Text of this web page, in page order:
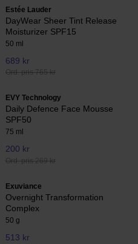
Estée Lauder
DayWear Sheer Tint Release
Moisturizer SPF15
50 ml
689 kr
Ord. pris 765 kr
EVY Technology
Daily Defence Face Mousse
SPF50
75 ml
200 kr
Ord. pris 269 kr
Exuviance
Overnight Transformation
Complex
50 g
513 kr